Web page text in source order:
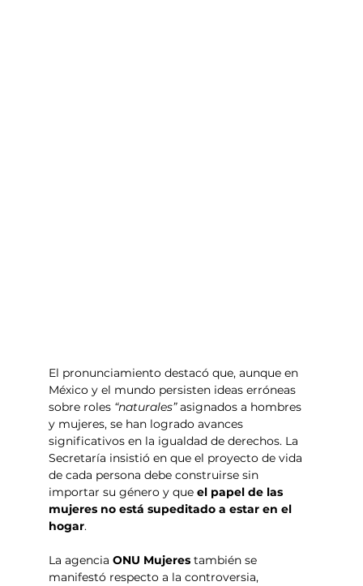
El pronunciamiento destacó que, aunque en
México y el mundo persisten ideas erróneas
sobre roles “naturales” asignados a hombres
y mujeres, se han logrado avances
significativos en la igualdad de derechos. La
Secretaría insistió en que el proyecto de vida
de cada persona debe construirse sin
importar su género y que el papel de las
mujeres no está supeditado a estar en el
hogar.
La agencia ONU Mujeres también se
manifestó respecto a la controversia,